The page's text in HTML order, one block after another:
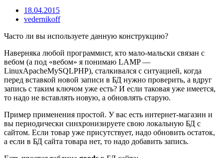
18.04.2015
vedernikoff
Часто ли вы используете данную конструкцию?
Наверняка любой программист, кто мало-мальски связан с
вебом (а под «вебом» я понимаю LAMP —
LinuxApacheMySQLPHP), сталкивался c ситуацией, когда
перед вставкой новой записи в БД нужно проверить, а вдруг
запись с таким ключом уже есть? И если таковая уже имеется,
то надо не вставлять новую, а обновлять старую.
Пример применения простой. У вас есть интернет-магазин и
вы периодически синхронизируете свою локальную БД с
сайтом. Если товар уже присутствует, надо обновить остаток,
а если в БД сайта товара нет, то надо добавить запись.